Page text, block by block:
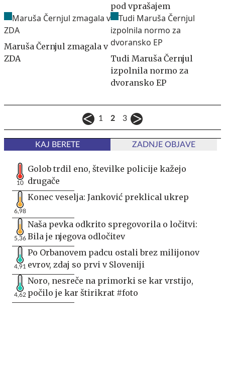
pod vprašajem
Maruša Černjul zmagala v
ZDA
Tudi Maruša Černjul
izpolnila normo za
dvoransko EP
1 2 3
KAJ BERETE ZADNJE OBJAVE
10
Golob trdil eno, številke policije kažejo
drugače
6,98
Konec veselja: Janković preklical ukrep
5,36
Naša pevka odkrito spregovorila o ločitvi:
Bila je njegova odločitev
4,91
Po Orbanovem padcu ostali brez milijonov
evrov, zdaj so prvi v Sloveniji
4,62
Noro, nesreče na primorki se kar vrstijo,
počilo je kar štirikrat #foto